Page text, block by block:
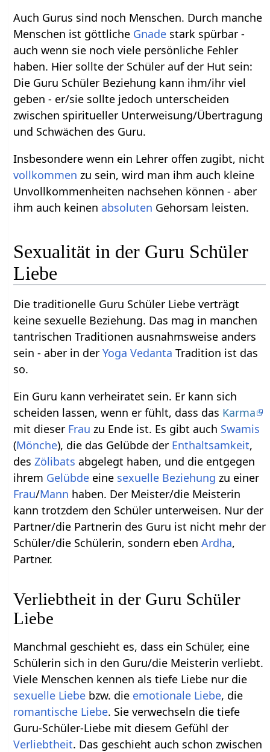
Auch Gurus sind noch Menschen. Durch manche
Menschen ist göttliche Gnade stark spürbar -
auch wenn sie noch viele persönliche Fehler
haben. Hier sollte der Schüler auf der Hut sein:
Die Guru Schüler Beziehung kann ihm/ihr viel
geben - er/sie sollte jedoch unterscheiden
zwischen spiritueller Unterweisung/Übertragung
und Schwächen des Guru.
Insbesondere wenn ein Lehrer offen zugibt, nicht
vollkommen zu sein, wird man ihm auch kleine
Unvollkommenheiten nachsehen können - aber
ihm auch keinen absoluten Gehorsam leisten.
Sexualität in der Guru Schüler
Liebe
Die traditionelle Guru Schüler Liebe verträgt
keine sexuelle Beziehung. Das mag in manchen
tantrischen Traditionen ausnahmsweise anders
sein - aber in derYoga Vedanta Tradition ist das
so.
Ein Guru kann verheiratet sein. Er kann sich
scheiden lassen, wenn er fühlt, dass das Karma
mit dieser Frau zu Ende ist. Es gibt auch Swamis
(Mönche), die das Gelübde der Enthaltsamkeit,
desZölibats abgelegt haben, und die entgegen
ihrem Gelübde eine sexuelle Beziehung zu einer
Frau/Mann haben. Der Meister/die Meisterin
kann trotzdem den Schüler unterweisen. Nur der
Partner/die Partnerin des Guru ist nicht mehr der
Schüler/die Schülerin, sondern ebenArdha,
Partner.
Verliebtheit in der Guru Schüler
Liebe
Manchmal geschieht es, dass ein Schüler, eine
Schülerin sich in den Guru/die Meisterin verliebt.
Viele Menschen kennen als tiefe Liebe nur die
sexuelle Liebe bzw. die emotionale Liebe, die
romantische Liebe. Sie verwechseln die tiefe
Guru-Schüler-Liebe mit diesem Gefühl der
Verliebtheit. Das geschieht auch schon zwischen